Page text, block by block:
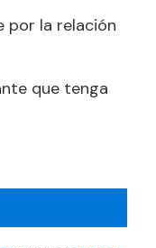
por la relación
que tenga